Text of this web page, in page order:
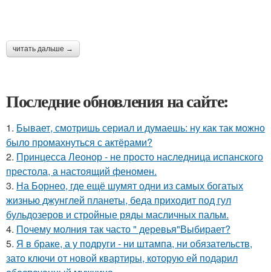
читать дальше →
Последние обновления на сайте:
1. Бывает, смотришь сериал и думаешь: ну как так можно
было промахнуться с актёрами?
2. Принцесса Леонор - не просто наследница испанского
престола, а настоящий феномен.
3. На Борнео, где ещё шумят одни из самых богатых
жизнью джунглей планеты, беда приходит под гул
бульдозеров и стройные ряды масличных пальм.
4. Почему молния так часто " деревья"Выбирает?
5. Я в браке, а у подруги - ни штампа, ни обязательств,
зато ключи от новой квартиры, которую ей подарил